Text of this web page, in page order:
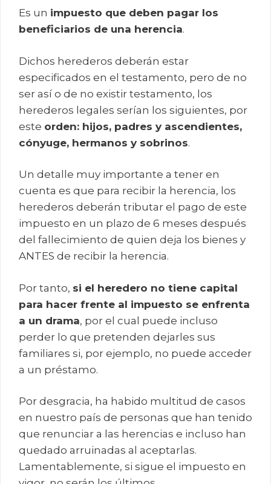
Es un impuesto que deben pagar los
beneficiarios de una herencia.
Dichos herederos deberán estar
especificados en el testamento, pero de no
ser así o de no existir testamento, los
herederos legales serían los siguientes, por
este orden: hijos, padres y ascendientes,
cónyuge, hermanos y sobrinos.
Un detalle muy importante a tener en
cuenta es que para recibir la herencia, los
herederos deberán tributar el pago de este
impuesto en un plazo de 6 meses después
del fallecimiento de quien deja los bienes y
ANTES de recibir la herencia.
Por tanto, si el heredero no tiene capital
para hacer frente al impuesto se enfrenta
a un drama, por el cual puede incluso
perder lo que pretenden dejarles sus
familiares si, por ejemplo, no puede acceder
a un préstamo.
Por desgracia, ha habido multitud de casos
en nuestro país de personas que han tenido
que renunciar a las herencias e incluso han
quedado arruinadas al aceptarlas.
Lamentablemente, si sigue el impuesto en